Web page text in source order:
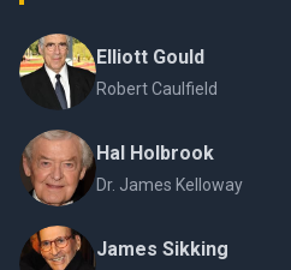
Elliott Gould
Robert Caulfield
Hal Holbrook
Dr. James Kelloway
James Sikking